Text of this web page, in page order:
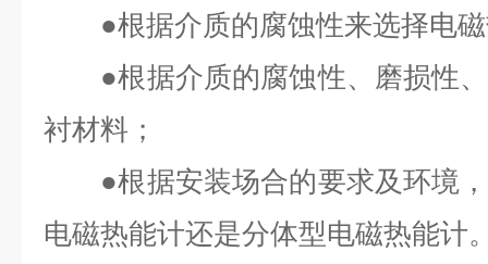
●根据介质的腐蚀性来选择电磁
●根据介质的腐蚀性、磨损性、
衬材料；
●根据安装场合的要求及环境，
电磁热能计还是分体型电磁热能计